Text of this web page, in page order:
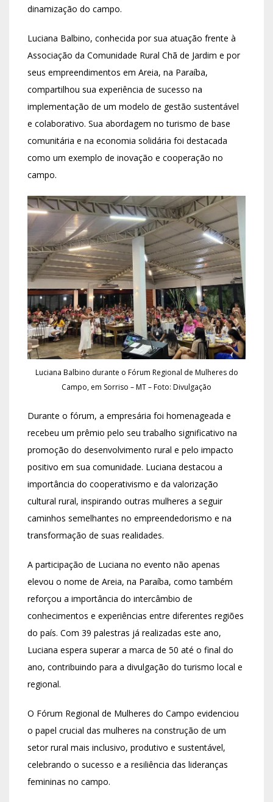
dinamização do campo.
Luciana Balbino, conhecida por sua atuação frente à
Associação da Comunidade Rural Chã de Jardim e por
seus empreendimentos em Areia, na Paraíba,
compartilhou sua experiência de sucesso na
implementação de um modelo de gestão sustentável
e colaborativo. Sua abordagem no turismo de base
comunitária e na economia solidária foi destacada
como um exemplo de inovação e cooperação no
campo.
Luciana Balbino durante o Fórum Regional de Mulheres do
Campo, em Sorriso – MT – Foto: Divulgação
Durante o fórum, a empresária foi homenageada e
recebeu um prêmio pelo seu trabalho significativo na
promoção do desenvolvimento rural e pelo impacto
positivo em sua comunidade. Luciana destacou a
importância do cooperativismo e da valorização
cultural rural, inspirando outras mulheres a seguir
caminhos semelhantes no empreendedorismo e na
transformação de suas realidades.
A participação de Luciana no evento não apenas
elevou o nome de Areia, na Paraíba, como também
reforçou a importância do intercâmbio de
conhecimentos e experiências entre diferentes regiões
do país. Com 39 palestras já realizadas este ano,
Luciana espera superar a marca de 50 até o final do
ano, contribuindo para a divulgação do turismo local e
regional.
O Fórum Regional de Mulheres do Campo evidenciou
o papel crucial das mulheres na construção de um
setor rural mais inclusivo, produtivo e sustentável,
celebrando o sucesso e a resiliência das lideranças
femininas no campo.